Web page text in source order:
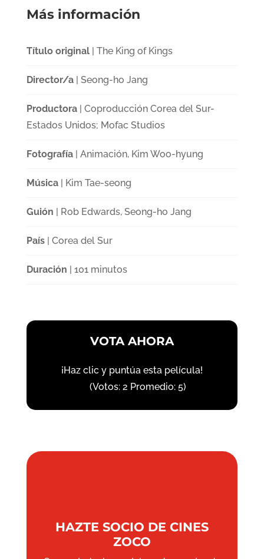
Más información
Título original| The King of Kings
Director/a| Seong-ho Jang
Productora| Coproducción Corea del Sur-
Estados Unidos; Mofac Studios
Fotografía| Animación, Kim Woo-hyung
Música| Kim Tae-seong
Guión | Rob Edwards, Seong-ho Jang
País| Corea del Sur
Duración | 101 minutos
VOTA AHORA
¡Haz clic y puntúa esta película!
(Votos: 2 Promedio: 5)
HAZTE SOCIO DE CINES
ZOCO